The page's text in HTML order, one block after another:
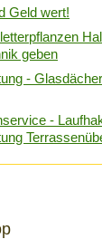
Geld wert!
geben
-
-